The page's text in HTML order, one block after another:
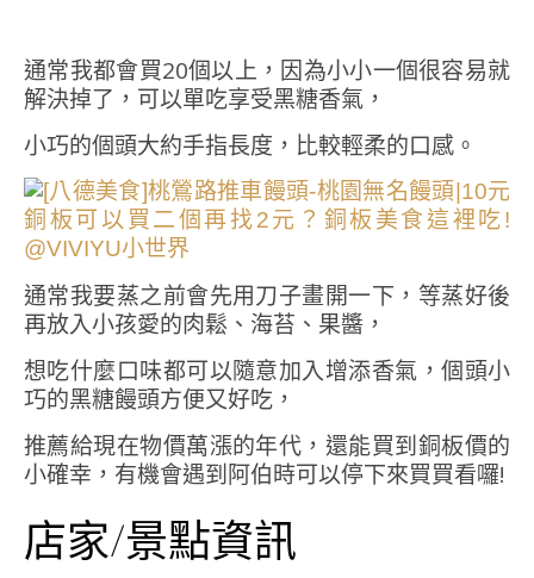
通常我都會買20個以上，因為小小一個很容易就
解決掉了，可以單吃享受黑糖香氣，
小巧的個頭大約手指長度，比較輕柔的口感。
通常我要蒸之前會先用刀子畫開一下，等蒸好後
再放入小孩愛的肉鬆、海苔、果醬，
想吃什麼口味都可以隨意加入增添香氣，個頭小
巧的黑糖饅頭方便又好吃，
推薦給現在物價萬漲的年代，還能買到銅板價的
小確幸，有機會遇到阿伯時可以停下來買買看囉!
店家/景點資訊